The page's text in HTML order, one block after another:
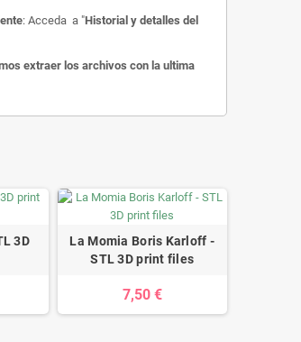
: Acceda a "Historial y detalles del
extraer los archivos con la ultima
3D
La Momia Boris Karloff -
STL 3D print files
7,50 €